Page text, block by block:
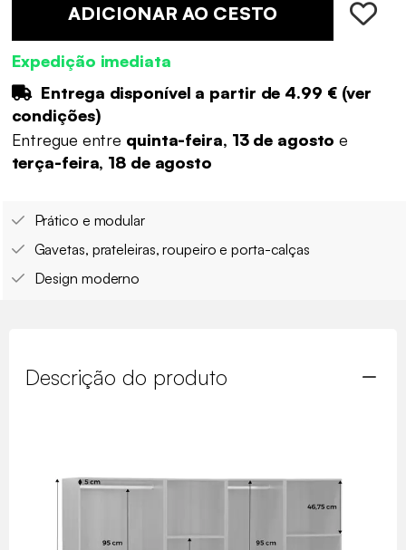
ADICIONAR AO CESTO
Expedição imediata
Entrega disponível a partir de 4.99 €(ver
condições)
Entregue entre quinta-feira, 13 de agostoe
terça-feira, 18 de agosto
Prático e modular
Gavetas, prateleiras, roupeiro e porta-calças
Design moderno
Descrição do produto